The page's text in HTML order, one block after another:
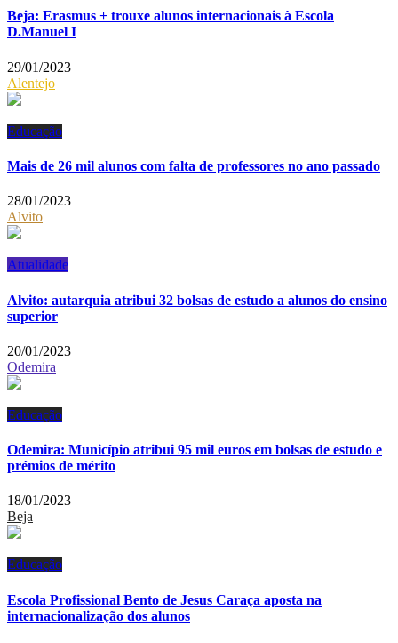
Beja: Erasmus + trouxe alunos internacionais à Escola
D.Manuel I
29/01/2023
Alentejo
Educação
Mais de 26 mil alunos com falta de professores no ano passado
28/01/2023
Alvito
Atualidade
Alvito: autarquia atribui 32 bolsas de estudo a alunos do ensino
superior
20/01/2023
Odemira
Educação
Odemira: Município atribui 95 mil euros em bolsas de estudo e
prémios de mérito
18/01/2023
Beja
Educação
Escola Profissional Bento de Jesus Caraça aposta na
internacionalização dos alunos